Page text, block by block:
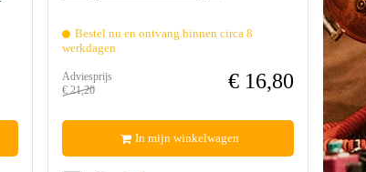
Bestel nu en ontvang binnen circa 8
werkdagen
Adviesprijs
€ 21,20
€ 16,80
In mijn winkelwagen